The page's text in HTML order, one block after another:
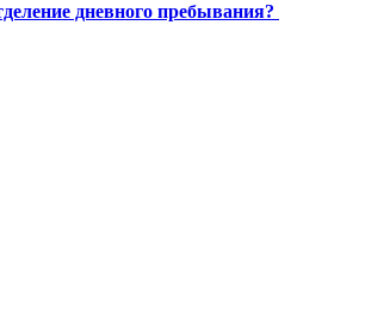
дневного пребывания?